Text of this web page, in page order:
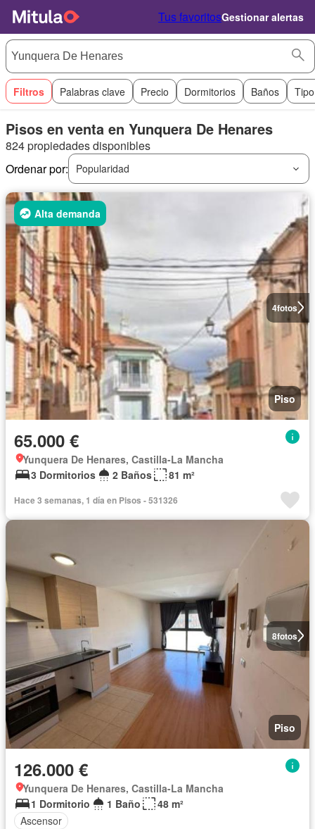
Tus favoritosGestionar alertas
Filtros Palabras clave Precio Dormitorios Baños
Pisos en venta en Yunquera De Henares
824 propiedades disponibles
Ordenar por:
Popularidad
4fotos
Alta demanda
Piso
65.000 €
Yunquera De Henares, Castilla-La Mancha
3 Dormitorios
2 Baños 81 m²
Hace 3 semanas, 1 día en Pisos - 531326
8fotos
Piso
126.000 €
Yunquera De Henares, Castilla-La Mancha
1 Dormitorio
1 Baño
48 m²
Ascensor